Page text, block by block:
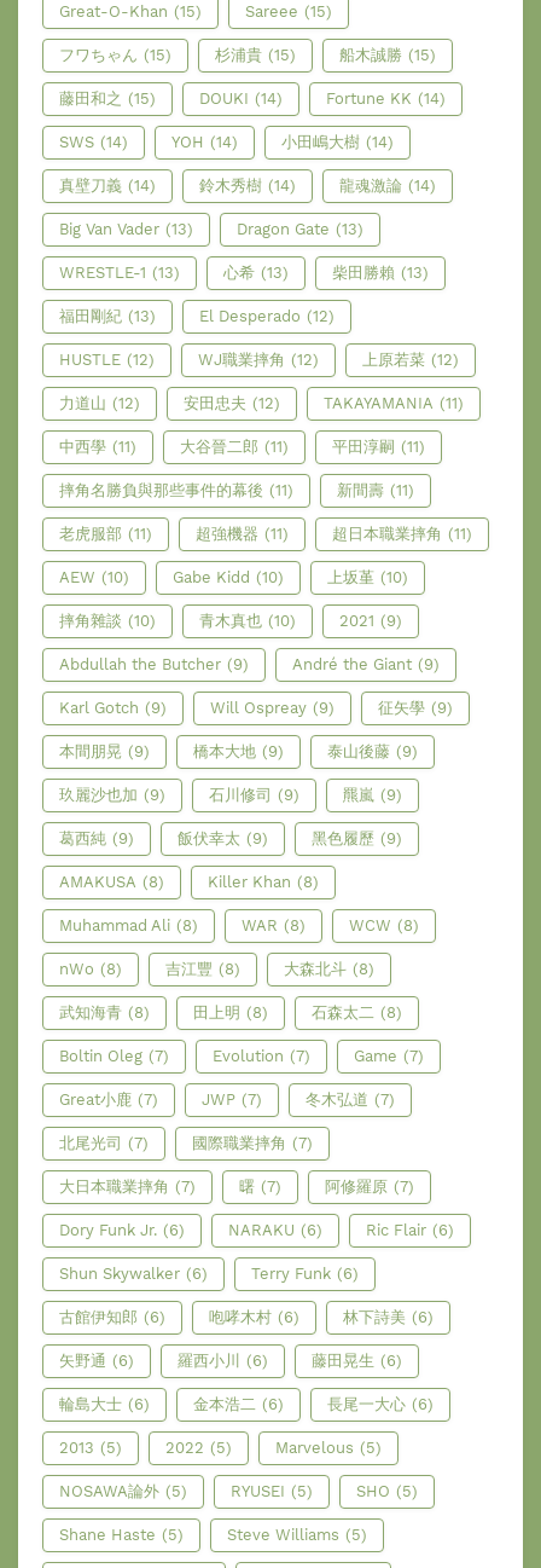
Great-O-Khan (15) Sareee (15)
フワちゃん (15) 杉浦貴 (15) 船木誠勝 (15)
藤田和之 (15) DOUKI (14) Fortune KK (14)
SWS (14) YOH (14) 小田嶋大樹 (14)
真壁刀義 (14) 鈴木秀樹 (14) 龍魂激論 (14)
Big Van Vader (13) Dragon Gate (13)
WRESTLE-1 (13) 心希 (13) 柴田勝賴 (13)
福田剛紀 (13) El Desperado (12)
HUSTLE (12) WJ職業摔角 (12) 上原若菜 (12)
力道山 (12) 安田忠夫 (12) TAKAYAMANIA (11)
中西學 (11) 大谷晉二郎 (11) 平田淳嗣 (11)
摔角名勝負與那些事件的幕後 (11) 新間壽 (11)
老虎服部 (11) 超強機器 (11) 超日本職業摔角 (11)
AEW (10) Gabe Kidd (10) 上坂堇 (10)
摔角雜談 (10) 青木真也 (10) 2021 (9)
Abdullah the Butcher (9) André the Giant (9)
Karl Gotch (9) Will Ospreay (9) 征矢學 (9)
本間朋晃 (9) 橋本大地 (9) 泰山後藤 (9)
玖麗沙也加 (9) 石川修司 (9) 羆嵐 (9)
葛西純 (9) 飯伏幸太 (9) 黑色履歷 (9)
AMAKUSA (8) Killer Khan (8)
Muhammad Ali (8) WAR (8) WCW (8)
nWo (8) 吉江豐 (8) 大森北斗 (8)
武知海青 (8) 田上明 (8) 石森太二 (8)
Boltin Oleg (7) Evolution (7) Game (7)
Great小鹿 (7) JWP (7) 冬木弘道 (7)
北尾光司 (7) 國際職業摔角 (7)
大日本職業摔角 (7) 曙 (7) 阿修羅原 (7)
Dory Funk Jr. (6) NARAKU (6) Ric Flair (6)
Shun Skywalker (6) Terry Funk (6)
古館伊知郎 (6) 咆哮木村 (6) 林下詩美 (6)
矢野通 (6) 羅西小川 (6) 藤田晃生 (6)
輪島大士 (6) 金本浩二 (6) 長尾一大心 (6)
2013 (5) 2022 (5) Marvelous (5)
NOSAWA論外 (5) RYUSEI (5) SHO (5)
Shane Haste (5) Steve Williams (5)